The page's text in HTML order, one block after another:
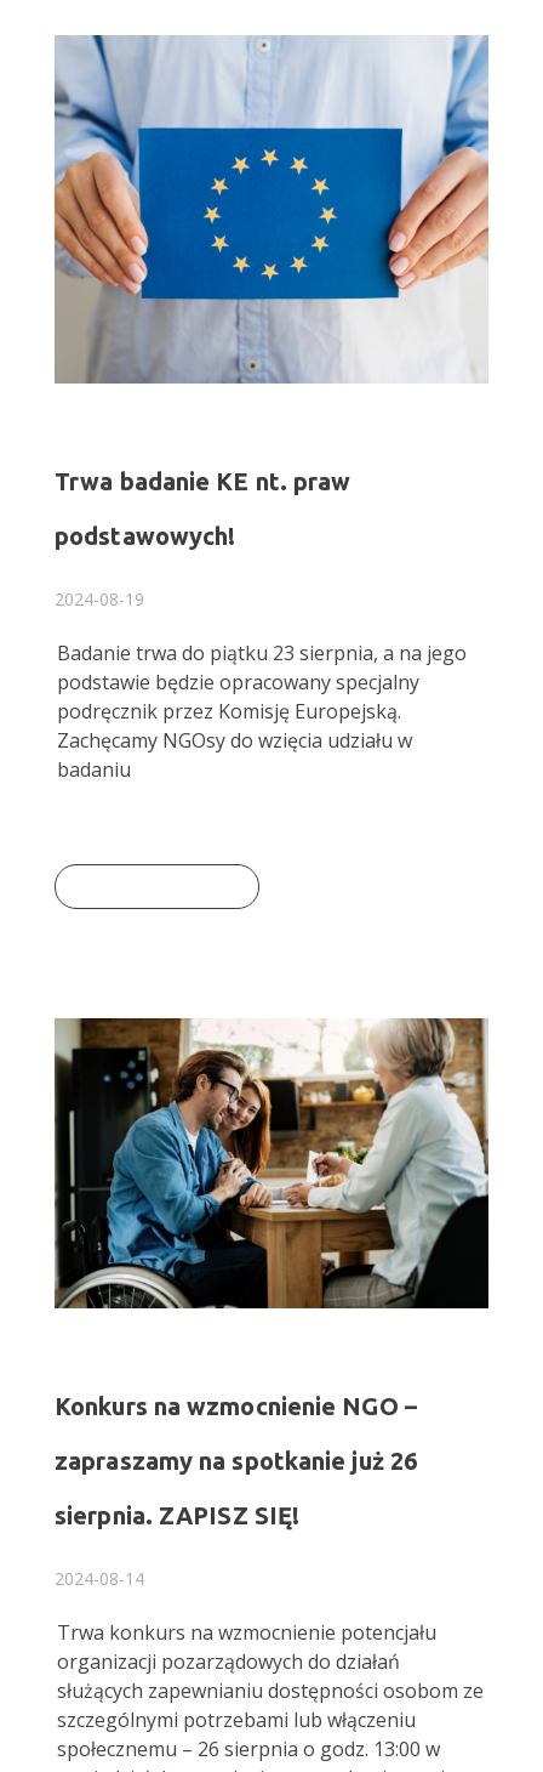
Trwa badanie KE nt. praw
podstawowych!
2024-08-19
Badanie trwa do piątku 23 sierpnia, a na jego
podstawie będzie opracowany specjalny
podręcznik przez Komisję Europejską.
Zachęcamy NGOsy do wzięcia udziału w
badaniu
Konkurs na wzmocnienie NGO –
zapraszamy na spotkanie już 26
sierpnia. ZAPISZ SIĘ!
2024-08-14
Trwa konkurs na wzmocnienie potencjału
organizacji pozarządowych do działań
służących zapewnianiu dostępności osobom ze
szczególnymi potrzebami lub włączeniu
społecznemu – 26 sierpnia o godz. 13:00 w